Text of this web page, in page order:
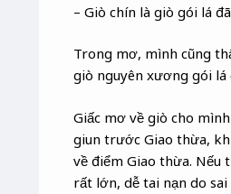
– Giò chín là giò gói lá
Trong mơ, mình cũng
giò nguyên xương gói
Giấc mơ về giò cho
giun trước Giao thừa,
về điểm Giao thừa. Nếu
rất lớn, dễ tai nạn do